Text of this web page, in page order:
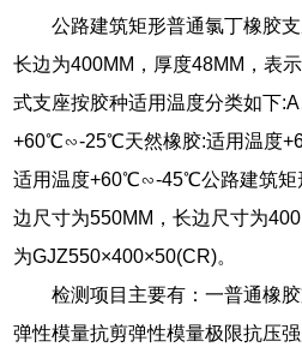
公路建筑矩形普通氯丁橡胶
长边为400MM，厚度48MM，表
式支座按胶种适用温度分类如下
+60℃∽-25℃天然橡胶:适用温度
适用温度+60℃∽-45℃公路建筑矩
边尺寸为550MM，长边尺寸为
为GJZ550×400×50(CR)。
检测项目主要有：一普通橡
弹性模量抗剪弹性模量极限抗压